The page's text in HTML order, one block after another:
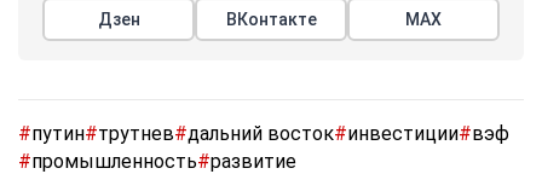
Дзен ВКонтакте МАХ
#путин#трутнев#дальний восток#инвестиции#вэф
#промышленность#развитие